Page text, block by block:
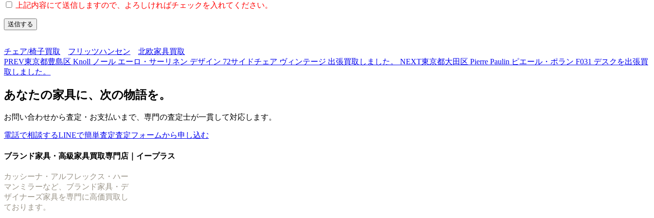
上記内容にて送信しますので、よろしければチェックを入れてください。
チェア/椅子買取 フリッツハンセン
北欧家具買取
PREV東京都豊島区 Knoll ノール エーロ・サーリネン デザイン 72サイドチェア ヴィンテージ 出張買取しました。 NEXT東京都大田区 Pierre Paulin ピエール・ポラン F031 デスクを出張買
取しました。
あなたの家具に、次の物語を。
お問い合わせから査定・お支払いまで、専門の査定士が一貫して対応します。
電話で相談するLINEで簡単査定査定フォームから申し込む
ブランド家具・高級家具買取専門店｜イープラス
カッシーナ・アルフレックス・ハー
マンミラーなど、ブランド家具・デ
ザイナーズ家具を専門に高価買取し
ております。